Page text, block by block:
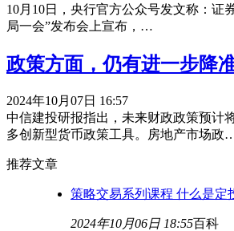
10月10日，央行官方公众号发文称：证
局一会”发布会上宣布，…
政策方面，仍有进一步降
2024年10月07日 16:57
中信建投研报指出，未来财政政策预计
多创新型货币政策工具。房地产市场政
推荐文章
策略交易系列课程 什么是定
2024年10月06日 18:55百科